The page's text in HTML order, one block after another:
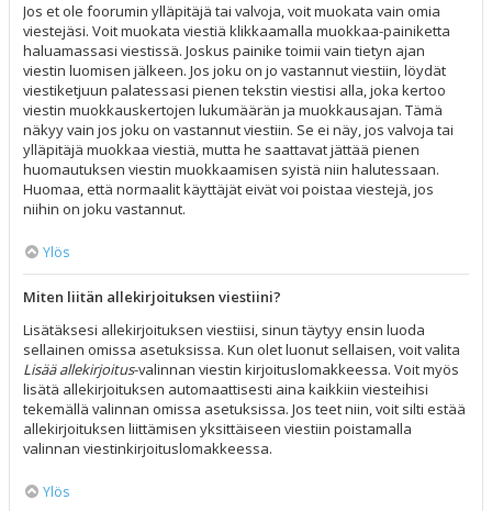
Jos et ole foorumin ylläpitäjä tai valvoja, voit muokata vain omia
viestejäsi. Voit muokata viestiä klikkaamalla muokkaa-painiketta
haluamassasi viestissä. Joskus painike toimii vain tietyn ajan
viestin luomisen jälkeen. Jos joku on jo vastannut viestiin, löydät
viestiketjuun palatessasi pienen tekstin viestisi alla, joka kertoo
viestin muokkauskertojen lukumäärän ja muokkausajan. Tämä
näkyy vain jos joku on vastannut viestiin. Se ei näy, jos valvoja tai
ylläpitäjä muokkaa viestiä, mutta he saattavat jättää pienen
huomautuksen viestin muokkaamisen syistä niin halutessaan.
Huomaa, että normaalit käyttäjät eivät voi poistaa viestejä, jos
niihin on joku vastannut.
Ylös
Miten liitän allekirjoituksen viestiini?
Lisätäksesi allekirjoituksen viestiisi, sinun täytyy ensin luoda
sellainen omissa asetuksissa. Kun olet luonut sellaisen, voit valita
Lisää allekirjoitus-valinnan viestin kirjoituslomakkeessa. Voit myös
lisätä allekirjoituksen automaattisesti aina kaikkiin viesteihisi
tekemällä valinnan omissa asetuksissa. Jos teet niin, voit silti estää
allekirjoituksen liittämisen yksittäiseen viestiin poistamalla
valinnan viestinkirjoituslomakkeessa.
Ylös